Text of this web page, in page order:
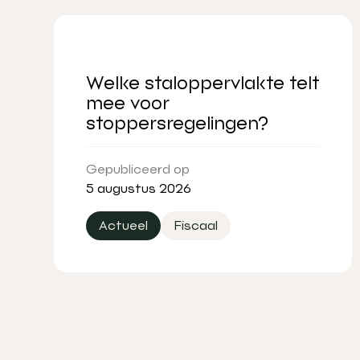
Welke staloppervlakte telt
mee voor
stoppersregelingen?
Gepubliceerd op
5 augustus 2026
Actueel Fiscaal